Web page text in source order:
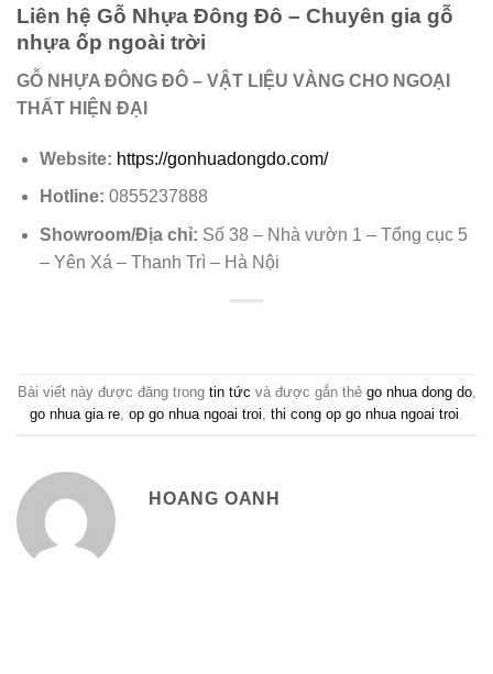
Liên hệ Gỗ Nhựa Đông Đô – Chuyên gia gỗ
nhựa ốp ngoài trời
GỖ NHỰA ĐÔNG ĐÔ – VẬT LIỆU VÀNG CHO NGOẠI
THẤT HIỆN ĐẠI
Website: https://gonhuadongdo.com/
Hotline: 0855237888
Showroom/Địa chỉ: Số 38 – Nhà vườn 1 – Tổng cục 5
– Yên Xá – Thanh Trì – Hà Nội
Bài viết này được đăng trong tin tức và được gắn thẻ go nhua dong do,
go nhua gia re, op go nhua ngoai troi, thi cong op go nhua ngoai troi.
HOANG OANH